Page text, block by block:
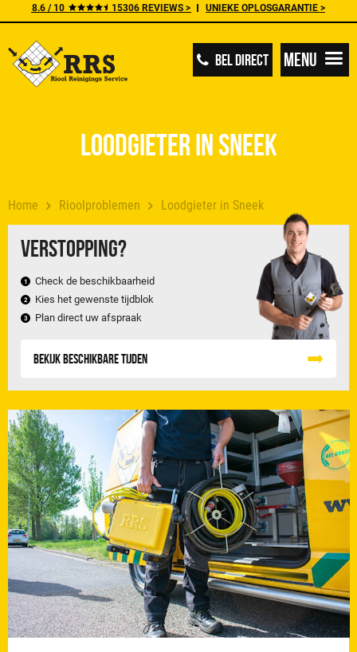
8.6 / 10 15306 REVIEWS > UNIEKE OPLOSGARANTIE >
BEL DIRECT Menu
Home Rioolproblemen Loodgieter in Sneek
Verstopping?
Check de beschikbaarheid
Kies het gewenste tijdblok
Plan direct uw afspraak
Bekijk beschikbare tijden
Loodgieter in Sneek